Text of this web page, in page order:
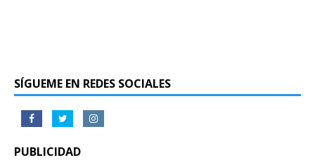
SÍGUEME EN REDES SOCIALES
PUBLICIDAD